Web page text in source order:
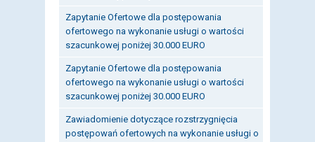
Zapytanie Ofertowe dla postępowania
ofertowego na wykonanie usługi o wartości
szacunkowej poniżej 30.000 EURO
Zapytanie Ofertowe dla postępowania
ofertowego na wykonanie usługi o wartości
szacunkowej poniżej 30.000 EURO
Zawiadomienie dotyczące rozstrzygnięcia
postępowań ofertowych na wykonanie usługi o